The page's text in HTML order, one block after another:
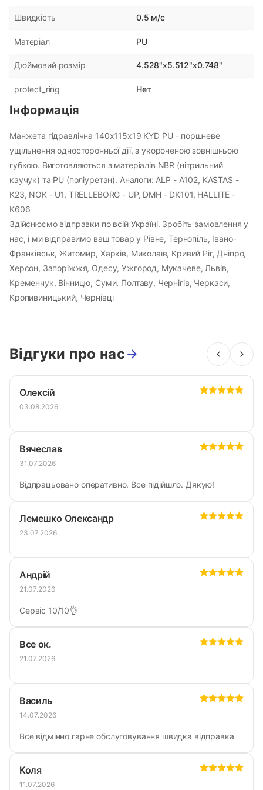
Каталог товарів
Інформація
Каталог
Кабінет клієнта
Статті
Доставка і оплата
Гурт
Контакти
Обране
Сервіс
+38 063 1066771
+38 096 1911230
Email:
Адреса:
Графік роботи:
НД: вихідний
Швидкість 0.5 м/с
Матеріал PU
Дюймовий розмір 4.528"x5.512"x0.748"
protect_ring Нет
Інформація
Манжета гідравлічна 140х115х19 KYD PU - поршневе
ущільнення односторонньої дії, з укороченою зовнішньою
губкою. Виготовляються з матеріалів NBR (нітрильний
каучук) та PU (поліуретан). Аналоги: ALP - A102, KASTAS -
K23, NOK - U1, TRELLEBORG - UP, DMH - DK101, HALLITE -
K606
Здійснюємо відправки по всій Україні. Зробіть замовлення у
нас, і ми відправимо ваш товар у Рівне, Тернопіль, Івано-
Франківськ, Житомир, Харків, Миколаїв, Кривий Ріг, Дніпро,
Херсон, Запоріжжя, Одесу, Ужгород, Мукачеве, Львів,
Кременчук, Вінницю, Суми, Полтаву, Чернігів, Черкаси,
Кропивиницький, Чернівці
Відгуки про нас
Олексій
03.08.2026
Вячеслав
31.07.2026
Відпрацьовано оперативно. Все підійшло. Дякую!
Лемешко Олександр
23.07.2026
Андрій
21.07.2026
Сервіс 10/10👌
Все ок.
21.07.2026
Василь
14.07.2026
Все відмінно гарне обслуговування швидка відправка
Коля
11.07.2026